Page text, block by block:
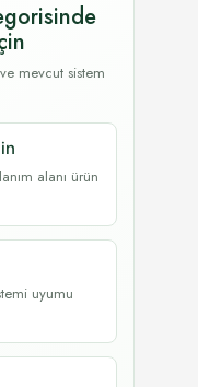
mevcut sistem
alanı ürün
uyumu